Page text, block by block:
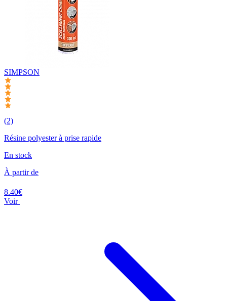
SIMPSON
(2)
Résine polyester à prise rapide
En stock
À partir de
8.40€
Voir